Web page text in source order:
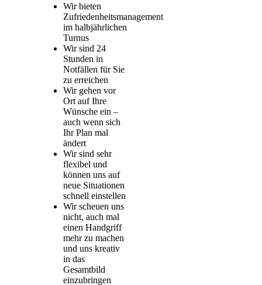
Wir bieten
Zufriedenheitsmanagement
im halbjährlichen
Turnus
Wir sind 24
Stunden in
Notfällen für Sie
zu erreichen
Wir gehen vor
Ort auf Ihre
Wünsche ein –
auch wenn sich
Ihr Plan mal
ändert
Wir sind sehr
flexibel und
können uns auf
neue Situationen
schnell einstellen
Wir scheuen uns
nicht, auch mal
einen Handgriff
mehr zu machen
und uns kreativ
in das
Gesamtbild
einzubringen